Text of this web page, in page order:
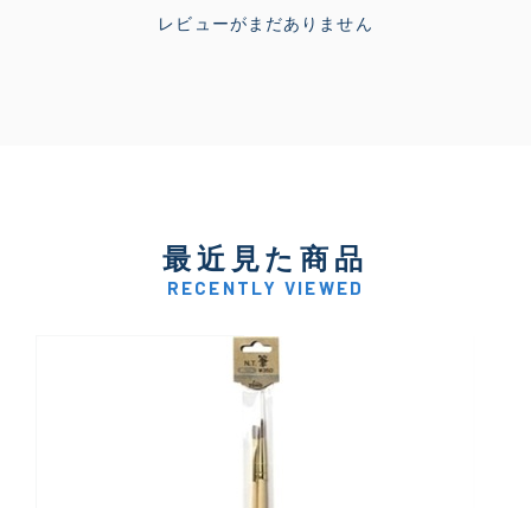
レビューがまだありません
最近見た商品
RECENTLY VIEWED